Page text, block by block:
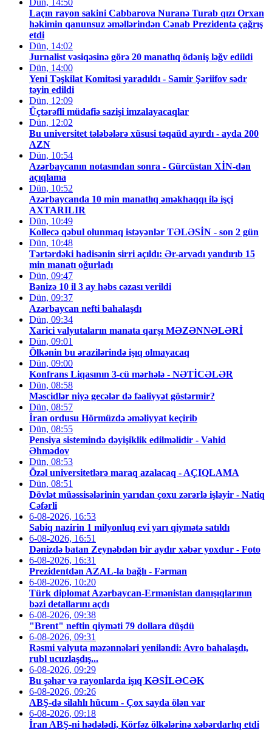
Dün, 14:50
Laçın rayon sakini Cabbarova Nuranə Turab qızı Orxan
həkimin qanunsuz əməllərindən Cənab Prezidentə çağrış
etdi
Dün, 14:02
Jurnalist vəsiqəsinə görə 20 manatlıq ödəniş ləğv edildi
Dün, 14:00
Yeni Təşkilat Komitəsi yaradıldı - Samir Şəriifov sədr
təyin edildi
Dün, 12:09
Üçtərəfli müdafiə sazişi imzalayacaqlar
Dün, 12:02
Bu universitet tələbələrə xüsusi təqaüd ayırdı - ayda 200
AZN
Dün, 10:54
Azərbaycanın notasından sonra - Gürcüstan XİN-dən
açıqlama
Dün, 10:52
Azərbaycanda 10 min manatlıq əməkhaqqı ilə işçi
AXTARILIR
Dün, 10:49
Kollecə qəbul olunmaq istəyənlər TƏLƏSİN - son 2 gün
Dün, 10:48
Tərtərdəki hadisənin sirri açıldı: Ər-arvadı yandırıb 15
min manatı oğurladı
Dün, 09:47
Bənizə 10 il 3 ay həbs cəzası verildi
Dün, 09:37
Azərbaycan nefti bahalaşdı
Dün, 09:34
Xarici valyutaların manata qarşı MƏZƏNNƏLƏRİ
Dün, 09:01
Ölkənin bu ərazilərində işıq olmayacaq
Dün, 09:00
Konfrans Liqasının 3-cü mərhələ - NƏTİCƏLƏR
Dün, 08:58
Məscidlər niyə gecələr də fəaliyyət göstərmir?
Dün, 08:57
İran ordusu Hörmüzdə əməliyyat keçirib
Dün, 08:55
Pensiya sistemində dəyişiklik edilməlidir - Vahid
Əhmədov
Dün, 08:53
Özəl universitetlərə maraq azalacaq - AÇIQLAMA
Dün, 08:51
Dövlət müəssisələrinin yarıdan çoxu zərərlə işləyir - Natiq
Cəfərli
6-08-2026, 16:53
Sabiq nazirin 1 milyonluq evi yarı qiymətə satıldı
6-08-2026, 16:51
Dənizdə batan Zeynəbdən bir aydır xəbər yoxdur - Foto
6-08-2026, 16:31
Prezidentdən AZAL-la bağlı - Fərman
6-08-2026, 10:20
Türk diplomat Azərbaycan-Ermənistan danışıqlarının
bəzi detallarını açdı
6-08-2026, 09:38
"Brent" neftin qiyməti 79 dollara düşdü
6-08-2026, 09:31
Rəsmi valyuta məzənnələri yeniləndi: Avro bahalaşdı,
rubl ucuzlaşdış...
6-08-2026, 09:29
Bu şəhər və rayonlarda işıq KƏSİLƏCƏK
6-08-2026, 09:26
ABŞ-də silahlı hücum - Çox sayda ölən var
6-08-2026, 09:18
İran ABŞ-ni hədələdi, Körfəz ölkələrinə xəbərdarlıq etdi